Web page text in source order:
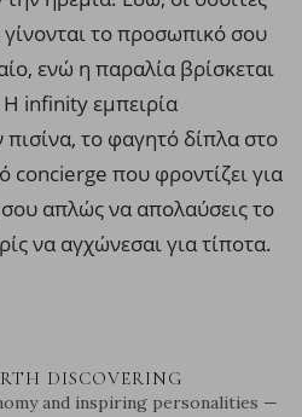
γίνονται το προσωπικό σου
ενώ η παραλία βρίσκεται
infinity εμπειρία
το φαγητό δίπλα στο
concierge που φροντίζει για
απλώς να απολαύσεις το
να αγχώνεσαι για τίποτα.
DISCOVERING
and inspiring personalities —